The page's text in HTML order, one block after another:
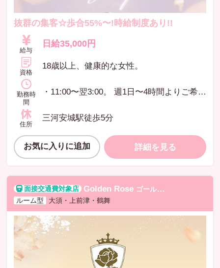
抜群の集客☆歩合55%〜!時給制度あり!!
給与
日給35,000円
資格
18歳以上、健康的な女性。
勤務時
間
・11:00〜翌3:00。 週1日〜4時間よりご希望をご相談下さい。 土日祝のみの勤務も可能です。 ご自身の生活スタイルに合わせて働けます! 平日はOLさんや他のお仕事をしている方、結婚して家事・育児と両立しながらの方などあなたのライフスタイル合わせて柔軟なシフト体制で対応いたします。 皆様からのご応募、心よりお待ちしております。
住所
三河安城駅徒歩5分
お気に入りに追加 詳細を見る
Golden Rose ゴールデンローズ
ルーム型
大須・上前津・鶴舞